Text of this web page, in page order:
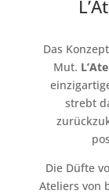
Das
Mut.
strebt
Die Düfte
Ateliers von